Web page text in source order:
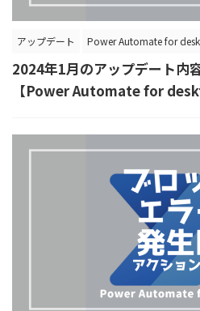
アップデート Power Automate for
2024年1月のアップデート内
【Power Automate for